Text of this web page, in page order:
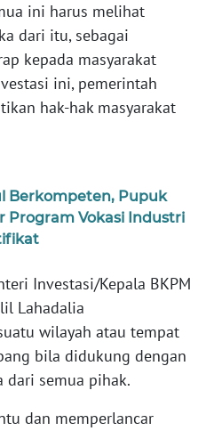
ini harus melihat
dari itu, sebagai
kepada masyarakat
ini, pemerintah
hak-hak masyarakat
Berkompeten, Pupuk
Program Vokasi Industri
Investasi/Kepala BKPM
Lahadalia
wilayah atau tempat
bila didukung dengan
dari semua pihak.
dan memperlancar